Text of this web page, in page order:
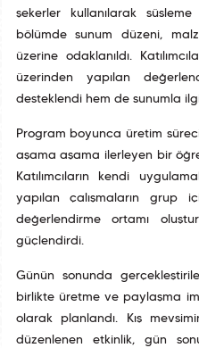
şekerler kullanılarak
bölümde sunum düzeni,
üzerine odaklanıldı.
üzerinden yapılan
desteklendi hem de sunumla
Program boyunca üretim
aşama aşama ilerleyen bir
Katılımcıların kendi
yapılan çalışmaların grup
değerlendirme ortamı
güçlendirdi.
Günün sonunda
birlikte üretme ve paylaşma
olarak planlandı. Kış
düzenlenen etkinlik, gün